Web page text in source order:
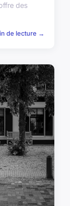
des
de lecture →